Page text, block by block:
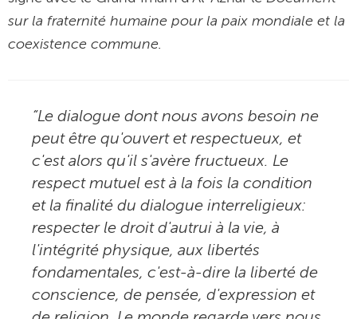
sur la fraternité humaine pour la paix mondiale et la
coexistence commune.
“Le dialogue dont nous avons besoin ne
peut être qu'ouvert et respectueux, et
c'est alors qu'il s'avère fructueux. Le
respect mutuel est à la fois la condition
et la finalité du dialogue interreligieux:
respecter le droit d'autrui à la vie, à
l'intégrité physique, aux libertés
fondamentales, c'est-à-dire la liberté de
conscience, de pensée, d'expression et